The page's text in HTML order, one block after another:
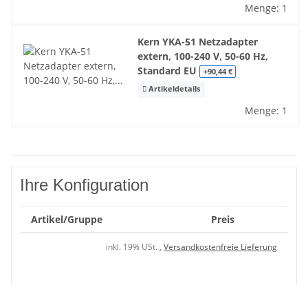
Menge: 1
Kern YKA-51 Netzadapter
extern, 100-240 V, 50-60 Hz,
Standard EU +90,44 €
Artikeldetails
Menge: 1
Ihre Konfiguration
Artikel/Gruppe Preis
inkl. 19% USt. , Versandkostenfreie Lieferung